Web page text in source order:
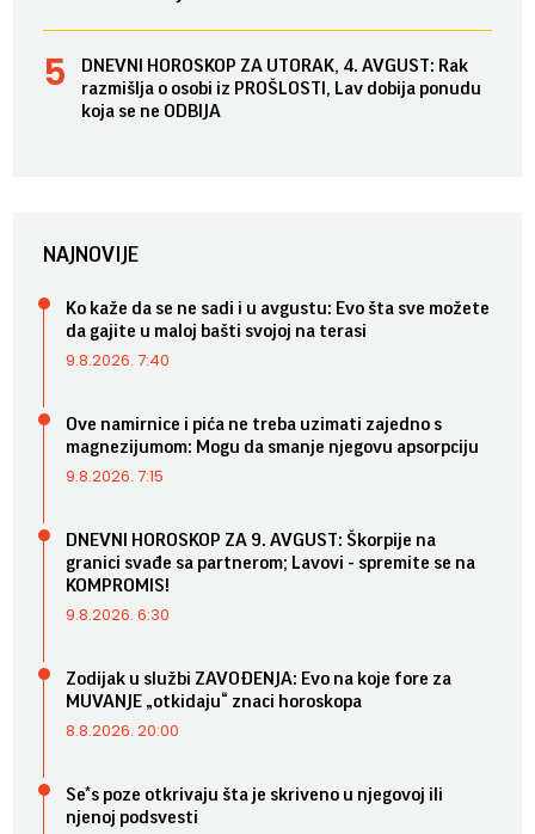
DNEVNI HOROSKOP ZA UTORAK, 4. AVGUST: Rak
razmišlja o osobi iz PROŠLOSTI, Lav dobija ponudu
koja se ne ODBIJA
NAJNOVIJE
Ko kaže da se ne sadi i u avgustu: Evo šta sve možete
da gajite u maloj bašti svojoj na terasi
9.8.2026. 7:40
Ove namirnice i pića ne treba uzimati zajedno s
magnezijumom: Mogu da smanje njegovu apsorpciju
9.8.2026. 7:15
DNEVNI HOROSKOP ZA 9. AVGUST: Škorpije na
granici svađe sa partnerom; Lavovi - spremite se na
KOMPROMIS!
9.8.2026. 6:30
Zodijak u službi ZAVOĐENJA: Evo na koje fore za
MUVANJE „otkidaju“ znaci horoskopa
8.8.2026. 20:00
Se*s poze otkrivaju šta je skriveno u njegovoj ili
njenoj podsvesti